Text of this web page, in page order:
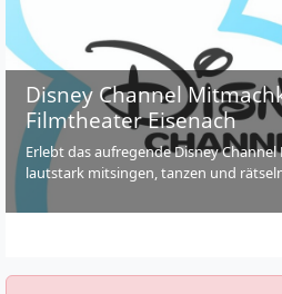
Disney Channel
Filmtheater Eisenach
Erlebt das aufregende Disney
lautstark mitsingen, tanzen und